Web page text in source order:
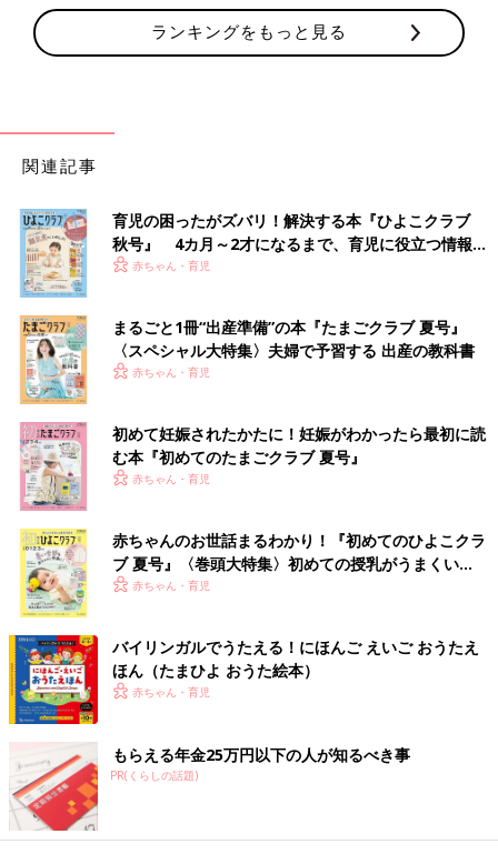
ランキングをもっと見る
関連記事
育児の困ったがズバリ！解決する本『ひよこクラブ
秋号』 4カ月～2才になるまで、育児に役立つ情報が
いっぱい！
赤ちゃん・育児
まるごと1冊“出産準備”の本『たまごクラブ 夏号』
〈スペシャル大特集〉夫婦で予習する 出産の教科書
赤ちゃん・育児
初めて妊娠されたかたに！妊娠がわかったら最初に読
む本『初めてのたまごクラブ 夏号』
赤ちゃん・育児
赤ちゃんのお世話まるわかり！『初めてのひよこクラ
ブ 夏号』〈巻頭大特集〉初めての授乳がうまくい
く！ おっぱい・ミルクの基本と夏のトラブル 解決テ
赤ちゃん・育児
バイリンガルでうたえる！にほんご えいご おうたえ
ほん（たまひよ おうた絵本）
赤ちゃん・育児
もらえる年金25万円以下の人が知るべき事
PR(くらしの話題)